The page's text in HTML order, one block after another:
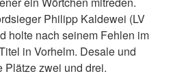
Philipp Kaldewei (LV
holte nach seinem Fehlen im
in Vorhelm. Desale und
Plätze zwei und drei.